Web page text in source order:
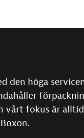
den höga
vårt fokus är